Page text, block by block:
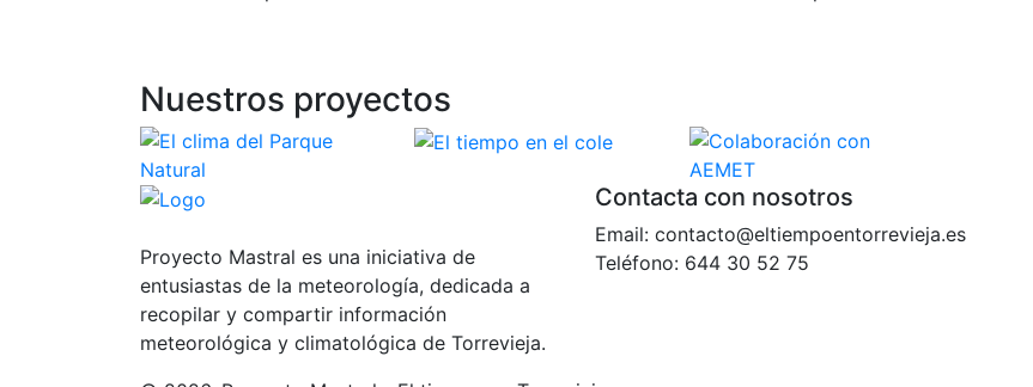
Nuestros proyectos
Proyecto Mastral es una iniciativa de
entusiastas de la meteorología, dedicada a
recopilar y compartir información
meteorológica y climatológica de Torrevieja.
Contacta con nosotros
Email: contacto@eltiempoentorrevieja.es
Teléfono: 644 30 52 75